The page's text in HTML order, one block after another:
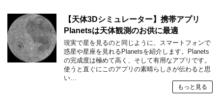
【天体3Dシミュレーター】携帯アプリ
Planetsは天体観測のお供に最適
現実で星を見るのと同じように、スマートフォンで
惑星や星座を見れるPlanetsを紹介します。Planets
の完成度は極めて高く、そして有用なアプリです。
使うと直ぐにこのアプリの素晴らしさが伝わると思
い…
もっと見る